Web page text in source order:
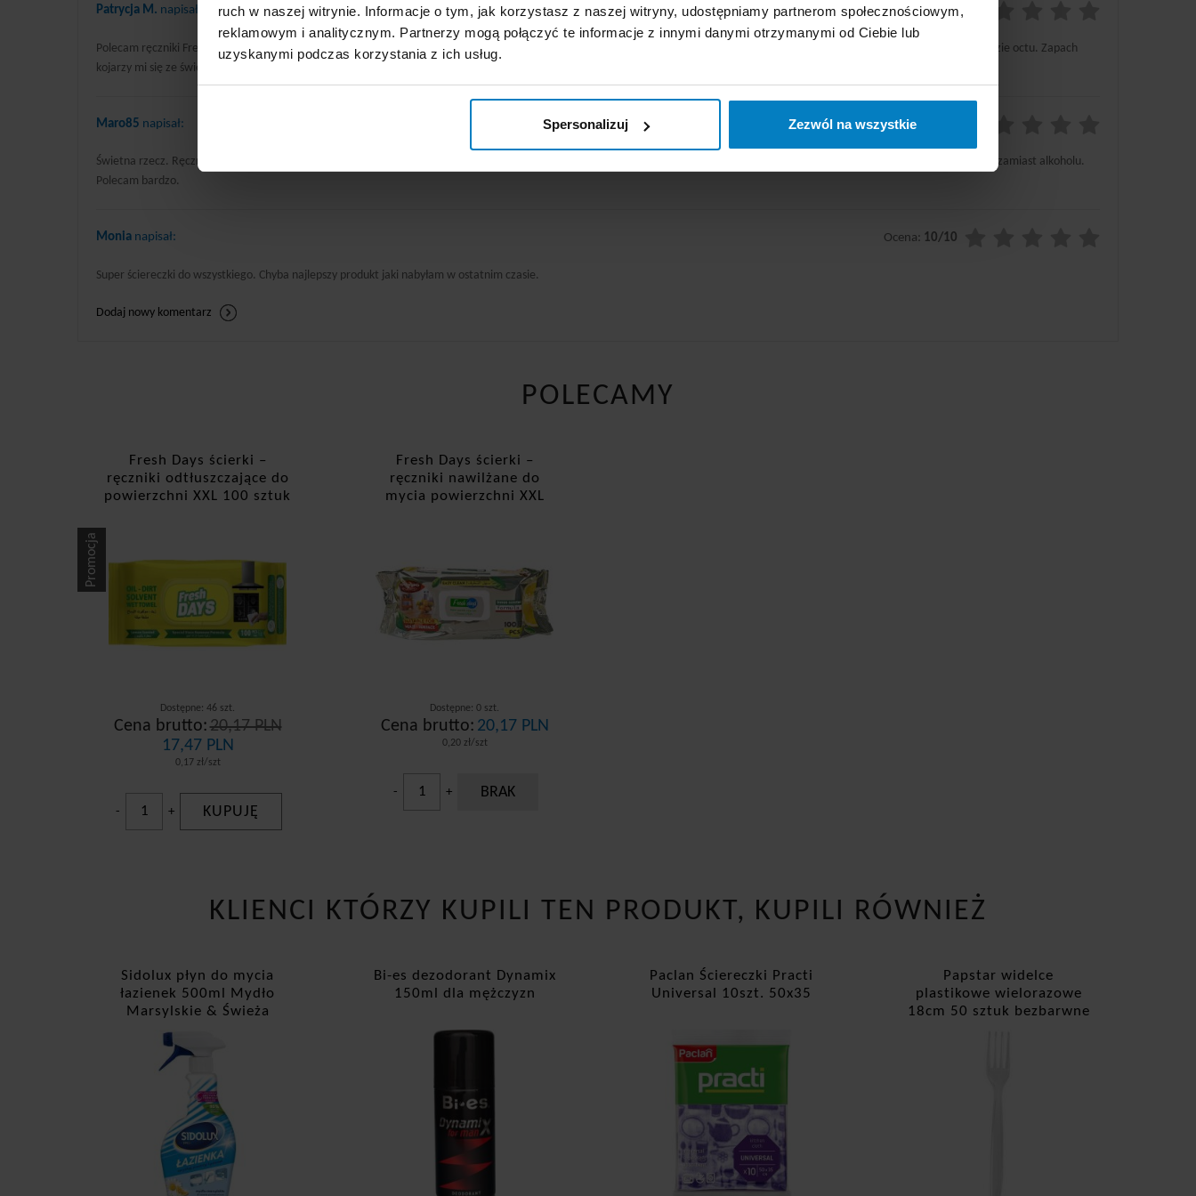
ruch w naszej witrynie. Informacje o tym, jak korzystasz z naszej witryny, udostępniamy partnerom społecznościowym,
reklamowym i analitycznym. Partnerzy mogą połączyć te informacje z innymi danymi otrzymanymi od Ciebie lub
uzyskanymi podczas korzystania z ich usług.
Spersonalizuj Zezwól na wszystkie
Patrycja M. napisał: Ocena:10/10
Polecam ręczniki Fresh Days. Jeśli ktoś lubi używać nawilżane chusteczki do mycia powierzchni, to będzie miło zaskoczony, bo te są duże i mocno nasączone pachnącym płynem na bazie octu. Zapach
kojarzy mi się ze świeżością gabinetu dentystycznego, ale tak pozytywnie :))
Maro85 napisał: Ocena:
Świetna rzecz. Ręczniki są mocno nawilżone i pozostawiają bardzo świeży zapach czystości, to chyba dzięki dodatku octu z winogron. Używam ich również do odkażania powierzchni zamiast alkoholu.
Polecam bardzo.
Monia napisał: Ocena: 10/10
Super ściereczki do wszystkiego. Chyba najlepszy produkt jaki nabyłam w ostatnim czasie.
Dodaj nowy komentarz
POLECAMY
Fresh Days ścierki –
ręczniki odtłuszczające do
powierzchni XXL 100 sztuk
Dostępne: 46 szt.
Cena brutto: 20,17 PLN
17,47 PLN
0,17 zł/szt
Promocja
- + KUPUJĘ
Fresh Days ścierki –
ręczniki nawilżane do
mycia powierzchni XXL
Dostępne: 0 szt.
Cena brutto: 20,17 PLN
0,20 zł/szt
- + BRAK
KLIENCI KTÓRZY KUPILI TEN PRODUKT, KUPILI RÓWNIEŻ
Sidolux płyn do mycia
łazienek 500ml Mydło
Marsylskie & Świeża
Pomarańcza spray
Bi-es dezodorant Dynamix
150ml dla mężczyzn
Paclan Ściereczki Practi
Universal 10szt. 50x35
Papstar widelce
plastikowe wielorazowe
18cm 50 sztuk bezbarwne